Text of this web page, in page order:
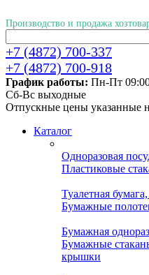
Производство и продажа
+7 (4872) 700-337
+7 (4872) 700-918
График работы: Пн-Пт
Cб-Вс выходные
Отпускные цены указанные
Каталог
Одноразовая
Пластиковые
Туалетная
Бумажные
Бумажная
Бумажные
крышки